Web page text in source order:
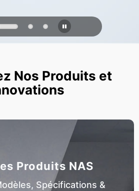
du futur
Nos Produits et
Produits NAS
Spécifications &